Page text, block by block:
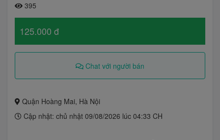
395
125.000 đ
Chat với người bán
Quận Hoàng Mai, Hà Nội
Cập nhật: chủ nhật 09/08/2026 lúc 04:33 CH